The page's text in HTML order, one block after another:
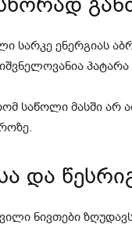
სარკე ენერგიას
პატარა
საწოლი მასში არ
და
ნივთები